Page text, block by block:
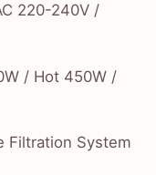
220-240V /
/ Hot 450W /
Filtration System